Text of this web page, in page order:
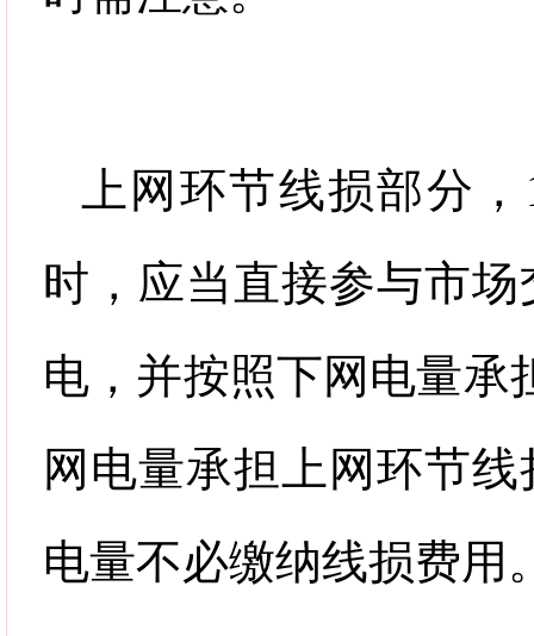
上网环节线损部分，
时，应当直接参与市
电，并按照下网电量承
网电量承担上网环节
电量不必缴纳线损费用